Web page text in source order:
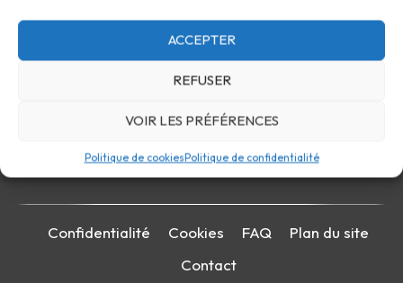
ACCEPTER
REFUSER
VOIR LES PRÉFÉRENCES
Politique de cookiesPolitique de confidentialité
Confidentialité Cookies FAQ
Plan du site
Contact